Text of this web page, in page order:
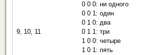
9, 10, 11
0 0 0: ни одного
0 0 1: один
0 1 0: два
0 1 1: три
1 0 0: четыре
1 0 1: пять